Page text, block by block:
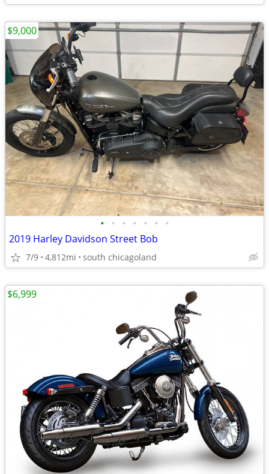
• • • • • • •
2019 Harley Davidson Street Bob
7/9 4,812mi south chicagoland
$9,000
$6,999